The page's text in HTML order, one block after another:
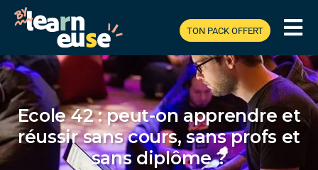
TON PACK OFFERT
Ecole 42 : peut-on apprendre et
réussir sans cours, sans profs et
sans diplôme ?